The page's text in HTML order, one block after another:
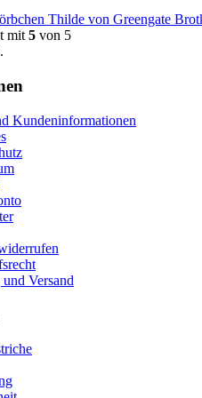
mit 5 von 5
Kundeninformationen
Versand